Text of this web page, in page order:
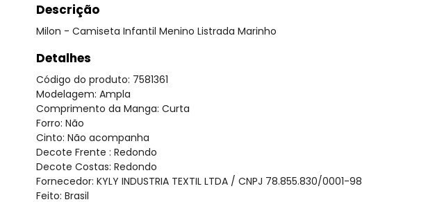
Descrição
Milon - Camiseta Infantil Menino Listrada Marinho
Detalhes
Código do produto: 7581361
Modelagem: Ampla
Comprimento da Manga: Curta
Forro: Não
Cinto: Não acompanha
Decote Frente : Redondo
Decote Costas: Redondo
Fornecedor: KYLY INDUSTRIA TEXTIL LTDA / CNPJ 78.855.830/0001-98
Feito: Brasil